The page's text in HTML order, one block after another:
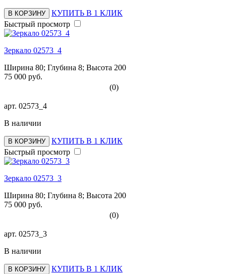
В КОРЗИНУ
КУПИТЬ В 1 КЛИК
Быстрый просмотр
Зеркало 02573_4
Ширина 80; Глубина 8; Высота 200
75 000 руб.
(0)
арт. 02573_4
В наличии
В КОРЗИНУ
КУПИТЬ В 1 КЛИК
Быстрый просмотр
Зеркало 02573_3
Ширина 80; Глубина 8; Высота 200
75 000 руб.
(0)
арт. 02573_3
В наличии
В КОРЗИНУ
КУПИТЬ В 1 КЛИК